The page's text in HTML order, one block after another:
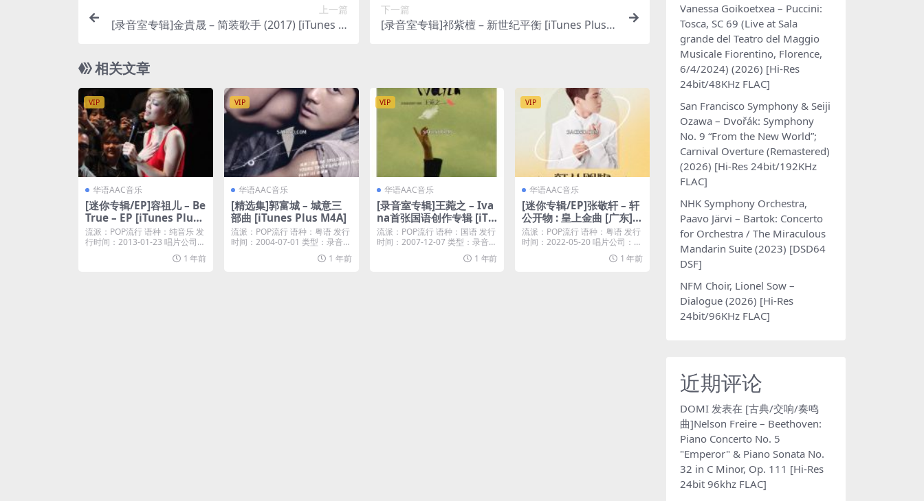
上一篇
[录音室专辑]金貴晟 – 简装歌手 (2017) [iTunes Pl
下一篇
[录音室专辑]祁紫檀 – 新世纪平衡 [iTunes Plus
相关文章
VIP
华语AAC音乐
[迷你专辑/EP]容祖儿 – Be
True – EP [iTunes Plus
M4A]
流派：POP流行 语种：纯音乐 发
行时间：2013-01-23 唱片公司：
1 年前
VIP
华语AAC音乐
[精选集]郭富城 – 城意三
部曲 [iTunes Plus M4A]
流派：POP流行 语种：粤语 发行
时间：2004-07-01 类型：录音室
1 年前
VIP
华语AAC音乐
[录音室专辑]王菀之 – Iva
na首张国语创作专辑 [iTu
nes Plus M4A]
流派：POP流行 语种：国语 发行
时间：2007-12-07 类型：录音室
1 年前
VIP
华语AAC音乐
[迷你专辑/EP]张敬轩 – 轩
公开物 : 皇上金曲 [广东] –
EP [iTunes Plus M4A]
流派：POP流行 语种：粤语 发行
时间：2022-05-20 唱片公司：U
1 年前
Vanessa Goikoetxea – Puccini:
Tosca, SC 69 (Live at Sala
grande del Teatro del Maggio
Musicale Fiorentino, Florence,
6/4/2024) (2026) [Hi-Res
24bit/48KHz FLAC]
San Francisco Symphony & Seiji
Ozawa – Dvořák: Symphony
No. 9 “From the New World”;
Carnival Overture (Remastered)
(2026) [Hi-Res 24bit/192KHz
FLAC]
NHK Symphony Orchestra,
Paavo Järvi – Bartok: Concerto
for Orchestra / The Miraculous
Mandarin Suite (2023) [DSD64
DSF]
NFM Choir, Lionel Sow –
Dialogue (2026) [Hi-Res
24bit/96KHz FLAC]
近期评论
DOMI 发表在 [古典/交响/奏鸣
曲]Nelson Freire – Beethoven:
Piano Concerto No. 5
"Emperor" & Piano Sonata No.
32 in C Minor, Op. 111 [Hi-Res
24bit 96khz FLAC]